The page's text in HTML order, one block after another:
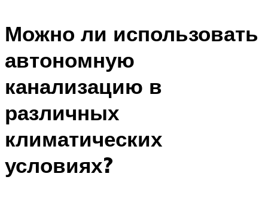
Можно ли использовать
автономную
канализацию в
различных
климатических
условиях?